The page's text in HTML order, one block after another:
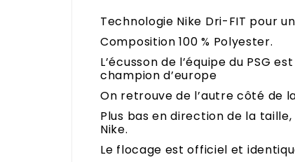
Technologie Nike Dri-FIT pour
Composition 100 % Polyester.
L’écusson de l’équipe du PSG
champion d’europe
On retrouve de l’autre côté de
Plus bas en direction de la
Nike.
Le flocage est officiel et